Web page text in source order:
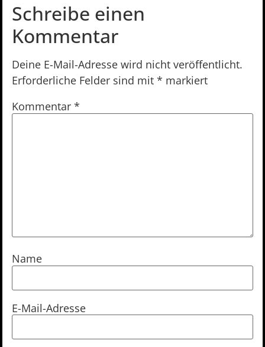
Schreibe einen
Kommentar
Deine E-Mail-Adresse wird nicht veröffentlicht.
Erforderliche Felder sind mit * markiert
Kommentar *
Name
E-Mail-Adresse